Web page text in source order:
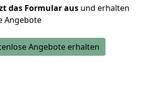
das Formular aus und erhalten
Angebote
Angebote erhalten